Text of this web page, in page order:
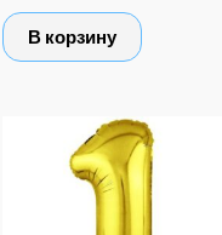
Оценка
0
5
В корзину